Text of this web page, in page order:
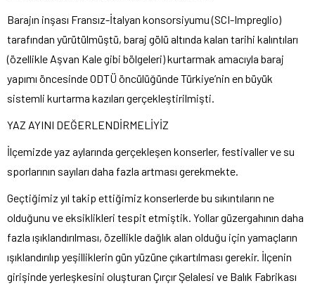
Barajın inşası Fransız-İtalyan konsorsiyumu (SCI-Impreglio)
tarafından yürütülmüştü, baraj gölü altında kalan tarihi kalıntıları
(özellikle Aşvan Kale gibi bölgeleri) kurtarmak amacıyla baraj
yapımı öncesinde ODTÜ öncülüğünde Türkiye’nin en büyük
sistemli kurtarma kazıları gerçekleştirilmişti.
YAZ AYINI DEĞERLENDİRMELİYİZ
İlçemizde yaz aylarında gerçekleşen konserler, festivaller ve su
sporlarının sayıları daha fazla artması gerekmekte.
Geçtiğimiz yıl takip ettiğimiz konserlerde bu sıkıntıların ne
olduğunu ve eksiklikleri tespit etmiştik. Yollar güzergahının daha
fazla ışıklandırılması, özellikle dağlık alan olduğu için yamaçların
ışıklandırılıp yeşilliklerin gün yüzüne çıkartılması gerekir. İlçenin
girişinde yerleşkesini oluşturan Çırçır Şelalesi ve Balık Fabrikası